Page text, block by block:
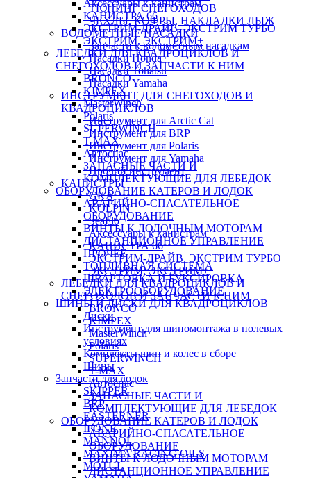
ТЮНИНГ СНЕГОХОДОВ
ЧЕХЛЫ, КОФРЫ, НАКЛАДКИ ЛЫЖ
ВОДОМЕТНЫЕ НАСАДКИ
Запчасти к водометным насадкам
Насадки Honda
Насадки Tohatsu
Насадки Yamaha
ИНСТРУМЕНТ ДЛЯ СНЕГОХОДОВ И
КВАДРОЦИКЛОВ
Инструмент для Arctic Cat
Инструмент для BRP
Инструмент для Polaris
Инструмент для Yamaha
Прочий инструмент
КАНИСТРЫ
GKA
KOLPIN
SeaFlo
Аксессуары к канистрам
КАНИСТРА 66
ЭКСТРИМ-ДРАЙВ, ЭКСТРИМ ТУРБО
ЭКСТРИМ, ЭКСТРИМ+
ЛЕБЕДКИ ДЛЯ КВАДРОЦИКЛОВ И
СНЕГОХОДОВ И ЗАПЧАСТИ К НИМ
BRONCO
KIMPEX
MasterWinch
Polaris
SUPERWINCH
T-MAX
Автоспас
ЗАПАСНЫЕ ЧАСТИ И
КОМПЛЕКТУЮЩИЕ ДЛЯ ЛЕБЕДОК
ОБОРУДОВАНИЕ КАТЕРОВ И ЛОДОК
АВАРИЙНО-СПАСАТЕЛЬНОЕ
ОБОРУДОВАНИЕ
ВИНТЫ К ЛОДОЧНЫМ МОТОРАМ
ДИСТАНЦИОННОЕ УПРАВЛЕНИЕ
Аксессуары к канистрам
КАНИСТРА 66
ЭКСТРИМ-ДРАЙВ, ЭКСТРИМ ТУРБО
ЭКСТРИМ, ЭКСТРИМ+
ЛЕБЕДКИ ДЛЯ КВАДРОЦИКЛОВ И
СНЕГОХОДОВ И ЗАПЧАСТИ К НИМ
BRONCO
KIMPEX
MasterWinch
Polaris
SUPERWINCH
T-MAX
Автоспас
ЗАПАСНЫЕ ЧАСТИ И
КОМПЛЕКТУЮЩИЕ ДЛЯ ЛЕБЕДОК
ОБОРУДОВАНИЕ КАТЕРОВ И ЛОДОК
АВАРИЙНО-СПАСАТЕЛЬНОЕ
ОБОРУДОВАНИЕ
ВИНТЫ К ЛОДОЧНЫМ МОТОРАМ
ДИСТАНЦИОННОЕ УПРАВЛЕНИЕ
ПРОЧЕЕ
ТОПЛИВНАЯ СИСТЕМА
ШВАРТОВКА И БУКСИРОВКА
ЭЛЕКТРООБОРУДОВАНИЕ
ШИНЫ И ДИСКИ ДЛЯ КВАДРОЦИКЛОВ
Диски
Инструмент для шиномонтажа в полевых
условиях
Комплекты шин и колес в сборе
Шины
Запчасти для лодок
SKIPPER
BRP
EASTERNER
IPONE
MANNOL
MAXIMA RACING OILS
MOTUL